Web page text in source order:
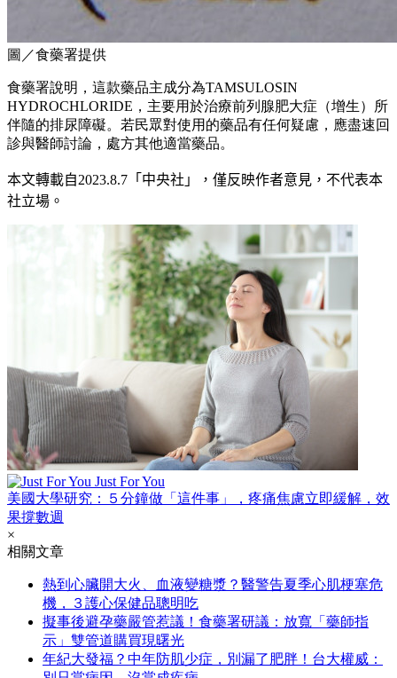
圖／食藥署提供
食藥署說明，這款藥品主成分為TAMSULOSIN
HYDROCHLORIDE，主要用於治療前列腺肥大症（增生）所
伴隨的排尿障礙。若民眾對使用的藥品有任何疑慮，應盡速回
診與醫師討論，處方其他適當藥品。
本文轉載自2023.8.7 「中央社」
，僅反映作者意見，不代表本
社立場。
Just For You
美國大學研究：５分鐘做「這件事」，疼痛焦慮立即緩解，效
果撐數週
×
相關文章
熱到心臟開大火、血液變糖漿？醫警告夏季心肌梗塞危
機，３護心保健品聰明吃
擬事後避孕藥嚴管惹議！食藥署研議：放寬「藥師指
示」雙管道購買現曙光
年紀大發福？中年防肌少症，別漏了肥胖！台大權威：